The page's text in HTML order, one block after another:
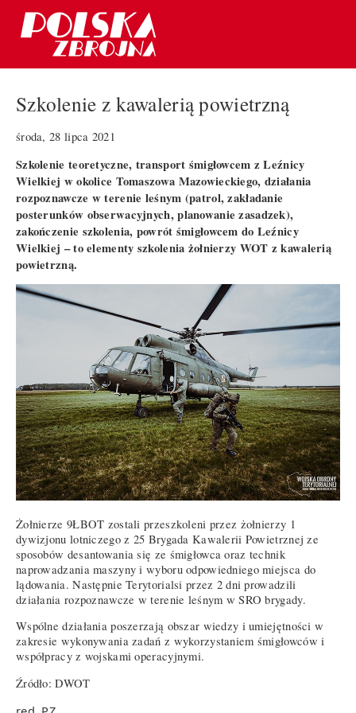
Szkolenie z kawalerią powietrzną
środa, 28 lipca 2021
Szkolenie teoretyczne, transport śmigłowcem z Leźnicy
Wielkiej w okolice Tomaszowa Mazowieckiego, działania
rozpoznawcze w terenie leśnym (patrol, zakładanie
posterunków obserwacyjnych, planowanie zasadzek),
zakończenie szkolenia, powrót śmigłowcem do Leźnicy
Wielkiej – to elementy szkolenia żołnierzy WOT z kawalerią
powietrzną.
Żołnierze 9ŁBOT zostali przeszkoleni przez żołnierzy 1
dywizjonu lotniczego z 25 Brygada Kawalerii Powietrznej ze
sposobów desantowania się ze śmigłowca oraz technik
naprowadzania maszyny i wyboru odpowiedniego miejsca do
lądowania. Następnie Terytorialsi przez 2 dni prowadzili
działania rozpoznawcze w terenie leśnym w SRO brygady.
Wspólne działania poszerzają obszar wiedzy i umiejętności w
zakresie wykonywania zadań z wykorzystaniem śmigłowców i
współpracy z wojskami operacyjnymi.
Źródło: DWOT